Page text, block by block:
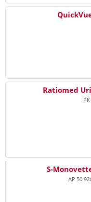
Ratiomed
S-
AP 50